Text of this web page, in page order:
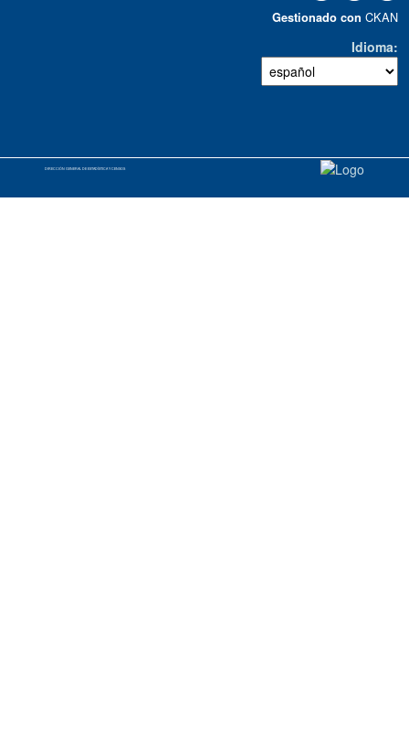
Gestionado con CKAN
Idioma
DIRECCIÓN GENERAL DE ESTADÍSTICA Y CENSOS